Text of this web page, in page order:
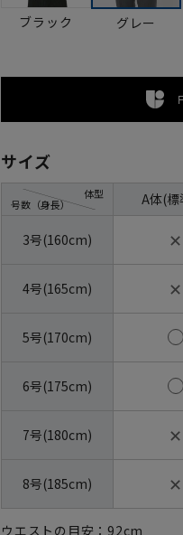
ブラック グレー
サイズ
号数（身長）
体型 A体(標
3号(160cm) ✕
4号(165cm) ✕
5号(170cm)
6号(175cm)
7号(180cm) ✕
8号(185cm) ✕
ウエストの目安： 92cm